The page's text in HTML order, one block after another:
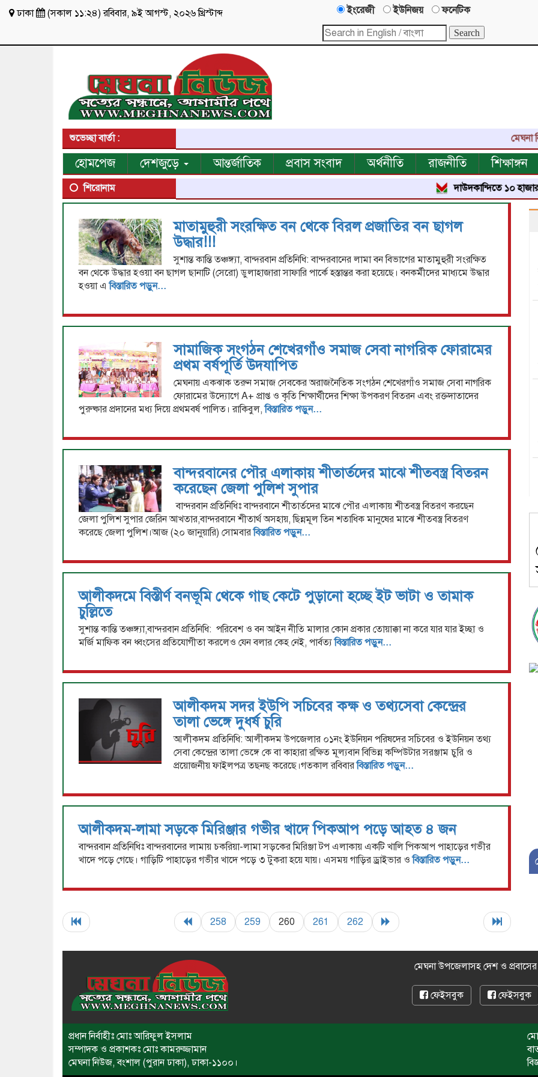
ঢাকা (সকাল ১১:২৪)রবিবার, ৯ই আগস্ট, ২০২৬ খ্রিস্টাব্দ ইংরেজী ইউনিজয় ফনেটিক
শুভেচ্ছা বার্তা : মেঘনা
হোমপেজ দেশজুড়ে আন্তর্জাতিক প্রবাস সংবাদ অর্থনীতি রাজনীতি শিক্ষাঙ্গন
শিরোনাম দাউদকান্দিতে ১০ হাজার পিস
মাতামুহুরী সংরক্ষিত বন থেকে বিরল প্রজাতির বন ছাগল
উদ্ধার!!!
সুশান্ত কান্তি তঞ্চঙ্গ্যা, বান্দরবান প্রতিনিধি: বান্দরবানের লামা বন বিভাগের মাতামুহুরী সংরক্ষিত
বন থেকে উদ্ধার হওয়া বন ছাগল ছানাটি (সেরো) ডুলাহাজারা সাফারি পার্কে হস্তান্তর করা হয়েছে। বনকর্মীদের মাধ্যমে উদ্ধার
হওয়া এবিস্তারিত পড়ুন...
সামাজিক সংগঠন শেখেরগাঁও সমাজ সেবা নাগরিক ফোরামের
প্রথম বর্ষপূর্তি উদযাপিত
মেঘনায় একঝাক তরুন সমাজ সেবকের অরাজনৈতিক সংগঠন শেখেরগাঁও সমাজ সেবা নাগরিক
ফোরামের উদ্যোগে A+ প্রাপ্ত ও কৃতি শিক্ষার্থীদের শিক্ষা উপকরণ বিতরন এবং রক্তদাতাদের
পুরুষ্কার প্রদানের মধ্য দিয়ে প্রথমবর্ষ পালিত। রাকিবুল,বিস্তারিত পড়ুন...
বান্দরবানের পৌর এলাকায় শীতার্তদের মাঝে শীতবস্ত্র বিতরন
করেছেন জেলা পুলিশ সুপার
বান্দরবান প্রতিনিধিঃ বান্দরবানে শীতার্তদের মাঝে পৌর এলাকায় শীতবস্ত্র বিতরণ করছেন
জেলা পুলিশ সুপার জেরিন আখতার,বান্দরবানে শীতার্থ অসহায়, ছিন্নমূল তিন শতাধিক মানুষের মাঝে শীতবস্ত্র বিতরণ
করেছে জেলা পুলিশ।আজ (২০ জানুয়ারি) সোমবারবিস্তারিত পড়ুন...
আলীকদমে বিস্তীর্ণ বনভূমি থেকে গাছ কেটে পুড়ানো হচ্ছে ইট ভাটা ও তামাক
চুল্লিতে
সুশান্ত কান্তি তঞ্চঙ্গ্যা,বান্দরবান প্রতিনিধি: পরিবেশ ও বন আইন নীতি মালার কোন প্রকার তোয়াক্কা না করে যার যার ইচ্ছা ও
মর্জি মাফিক বন ধ্বংসের প্রতিযোগীতা করলেও যেন বলার কেহ নেই, পার্বত্যবিস্তারিত পড়ুন...
আলীকদম সদর ইউপি সচিবের কক্ষ ও তথ্যসেবা কেন্দ্রের
তালা ভেঙ্গে দুধর্ষ চুরি
আলীকদম প্রতিনিধি: আলীকদম উপজেলার ০১নং ইউনিয়ন পরিষদের সচিবের ও ইউনিয়ন তথ্য
সেবা কেন্দ্রের তালা ভেঙ্গে কে বা কাহারা রক্ষিত মূল্যবান বিভিন্ন কম্পিউটার সরঞ্জাম চুরি ও
প্রয়োজনীয় ফাইলপত্র তছনছ করেছে।গতকাল রবিবারবিস্তারিত পড়ুন...
আলীকদম-লামা সড়কে মিরিঞ্জার গভীর খাদে পিকআপ পড়ে আহত ৪ জন
বান্দরবান প্রতিনিধিঃ বান্দরবানের লামায় চকরিয়া-লামা সড়কের মিরিঞ্জা টপ এলাকায় একটি খালি পিকআপ পাহাড়ের গভীর
খাদে পড়ে গেছে। গাড়িটি পাহাড়ের গভীর খাদে পড়ে ৩ টুকরা হয়ে যায়। এসময় গাড়ির ড্রাইভার ওবিস্তারিত পড়ুন...
258 259 260 261 262
মেঘনা উপজেলাসহ দেশ ও
ফেইসবুক ফেইসবুক
প্রধান নির্বাহীঃ মোঃ আরিফুল ইসলাম
সম্পাদক ও প্রকাশকঃ মোঃ কামরুজ্জামান
মেঘনা নিউজ, বংশাল (পুরান ঢাকা), ঢাকা-১১০০।